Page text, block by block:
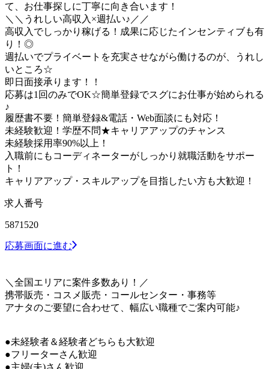
て、お仕事探しに丁寧に向き合います！
＼＼うれしい高収入×週払い♪／／
高収入でしっかり稼げる！成果に応じたインセンティブも有
り！◎
週払いでプライベートを充実させながら働けるのが、うれし
いところ☆
即日面接承ります！！
応募は1回のみでOK☆簡単登録でスグにお仕事が始められる
♪
履歴書不要！簡単登録&電話・Web面談にも対応！
未経験歓迎！学歴不問★キャリアアップのチャンス
未経験採用率90%以上！
入職前にもコーディネーターがしっかり就職活動をサポー
ト！
キャリアアップ・スキルアップを目指したい方も大歓迎！
求人番号
5871520
応募画面に進む
＼全国エリアに案件多数あり！／
携帯販売・コスメ販売・コールセンター・事務等
アナタのご要望に合わせて、幅広い職種でご案内可能♪
●未経験者＆経験者どちらも大歓迎
●フリーターさん歓迎
●主婦(夫)さん歓迎